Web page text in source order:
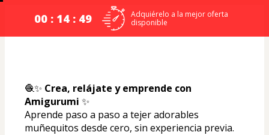
00 : 14 : 48
Adquiérelo a la mejor oferta
disponible
🧶✨ Crea, relájate y emprende con
Amigurumi ✨
Aprende paso a paso a tejer adorables
muñequitos desde cero, sin experiencia previa.